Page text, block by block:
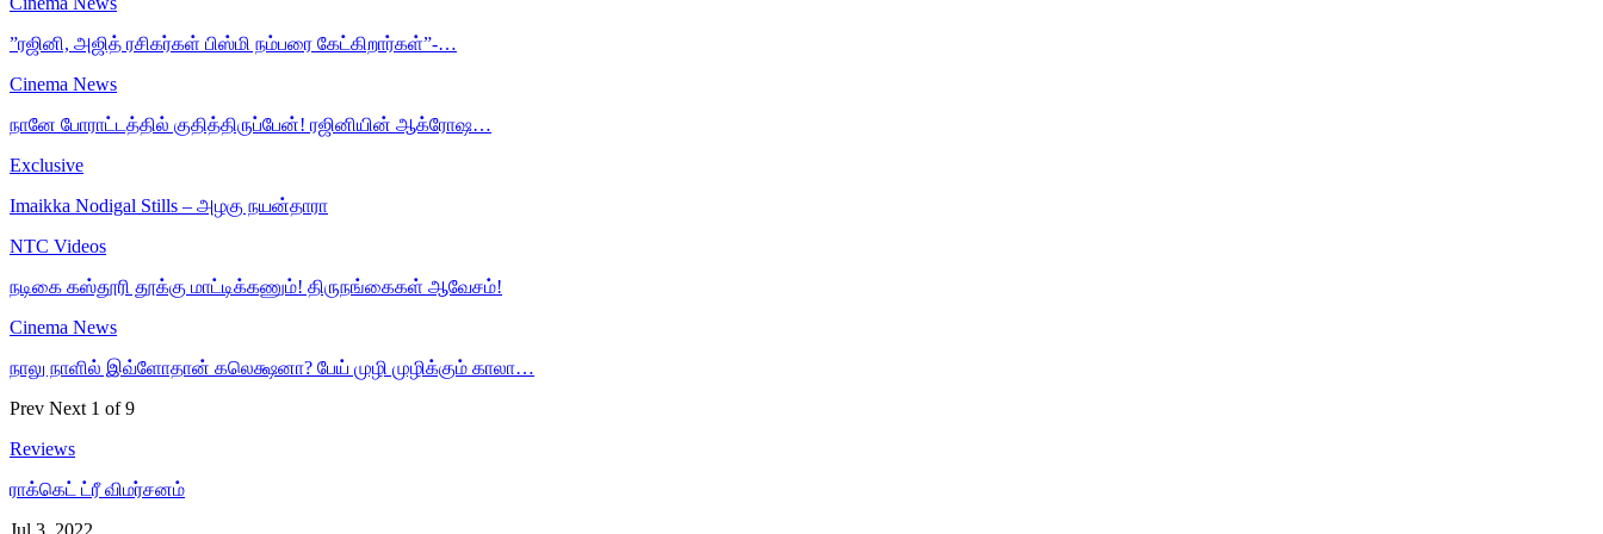
”ரஜினி, அஜித் ரசிகர்கள் பிஸ்மி நம்பரை கேட்கிறார்கள்”-…
Cinema News
நானே போராட்டத்தில் குதித்திருப்பேன்! ரஜினியின் ஆக்ரோஷ…
Exclusive
Imaikka Nodigal Stills – அழகு நயன்தாரா
NTC Videos
நடிகை கஸ்தூரி தூக்கு மாட்டிக்கணும்! திருநங்கைகள் ஆவேசம்!
Cinema News
நாலு நாளில் இவ்ளோதான் கலெக்ஷனா? பேய் முழி முழிக்கும் காலா…
Prev Next 1 of 9
Reviews
ராக்கெட் ட்ரீ விமர்சனம்
Jul 3, 2022